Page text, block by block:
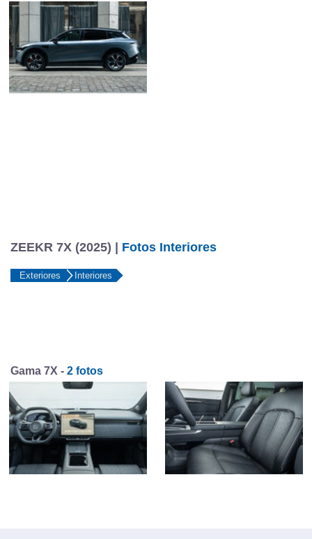
ZEEKR 7X (2025) | Fotos Interiores
Exteriores Interiores
Gama 7X - 2 fotos